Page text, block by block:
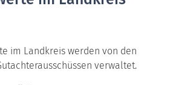
im Landkreis werden von den
verwaltet.